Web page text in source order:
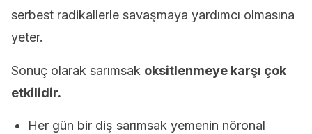
serbest radikallerle savaşmaya yardımcı olmasına
yeter.
Sonuç olarak sarımsak oksitlenmeye karşı çok
etkilidir.
Her gün bir diş sarımsak yemenin nöronal